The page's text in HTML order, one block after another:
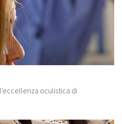
oculistica di